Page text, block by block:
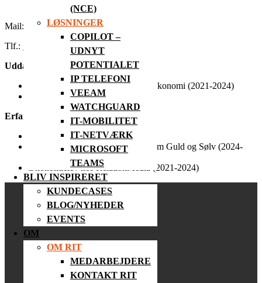
(NCE)
LØSNINGER
COPILOT –
UDNYT
POTENTIALET
IP TELEFONI
VEEAM
WATCHGUARD
IT-MOBILITET
IT-NETVÆRK
MICROSOFT
TEAMS
BLIV INSPIRERET
KUNDECASES
BLOG/NYHEDER
EVENTS
OM
OM RIT
MEDARBEJDERE
KONTAKT RIT
Mail:
ihm@rit.dk
Tlf.: +45 48 88 26 60
Uddannelse:
Kontoruddannelse med speciale i økonomi (2021-2024)
Financial Controller (2017-2019)
Erfaring:
RIT A/S 2025-
Regnskabsmedarbejder hos Vibholm Guld og Sølv (2024-
Økonomielev hos RelationMedia (2021-2024)